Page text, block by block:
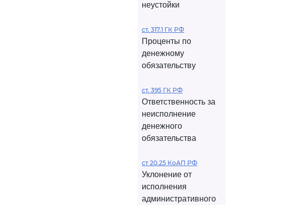
неустойки
ст. 317.1 ГК РФ
Проценты по
денежному
обязательству
ст. 395 ГК РФ
Ответственность за
неисполнение
денежного
обязательства
ст 20.25 КоАП РФ
Уклонение от
исполнения
административного